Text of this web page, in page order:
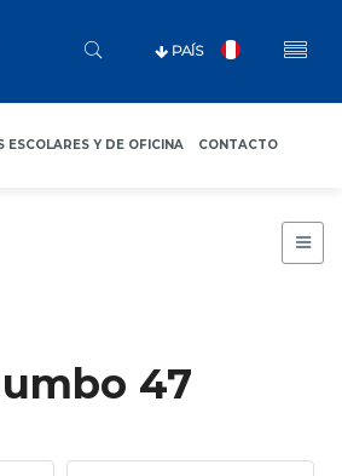
PAÍS
ESCOLARES Y DE OFICINA CONTACTO
47